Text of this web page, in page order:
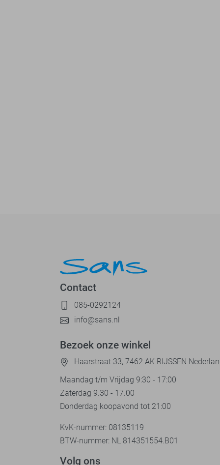
Contact
085-0292124
info@sans.nl
Bezoek onze winkel
Haarstraat 33, 7462 AK RIJSSEN
Maandag t/m Vrijdag 9:30 - 17:00
Zaterdag 9.30 - 17.00
Donderdag koopavond tot 21:00
KvK-nummer: 08135119
BTW-nummer: NL 814351554.B01
Volg ons